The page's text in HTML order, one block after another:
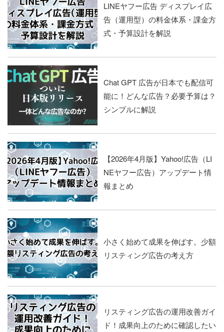
LINEヤフー広告 ディスプレイ広
告（運用型）の料金体系・課金方
式・予算設計を解説
Chat GPT 広告が日本でも配信可
能に！どんな広告？必要予算は？
シンプルに解説
【2026年4月版】Yahoo!広告（LI
NEヤフー広告）アップデート情
報まとめ
小さく始めて成果を伸ばす。少額
リスティング広告の考え方
リスティング広告の運用改善ガイ
ド！成果向上のために確認したい